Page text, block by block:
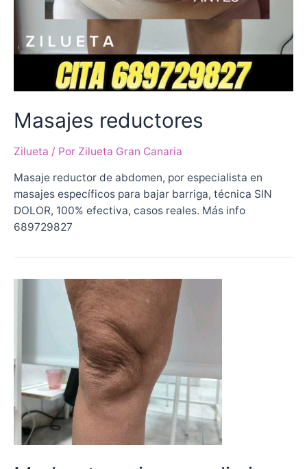
Masajes reductores
Zilueta / Por Zilueta Gran Canaria
Masaje reductor de abdomen, por especialista en
masajes específicos para bajar barriga, técnica SIN
DOLOR, 100% efectiva, casos reales. Más info
689729827